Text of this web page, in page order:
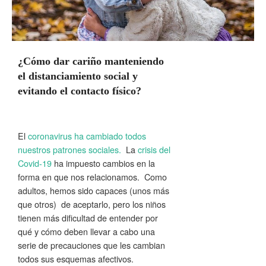
¿Cómo dar cariño manteniendo
el distanciamiento social y
evitando el contacto físico?
Elcoronavirus ha cambiado todos
nuestros patrones sociales. La crisis del
Covid-19 ha impuesto cambios en la
forma en que nos relacionamos. Como
adultos, hemos sido capaces (unos más
que otros) de aceptarlo, pero los niños
tienen más dificultad de entender por
qué y cómo deben llevar a cabo una
serie de precauciones que les cambian
todos sus esquemas afectivos.